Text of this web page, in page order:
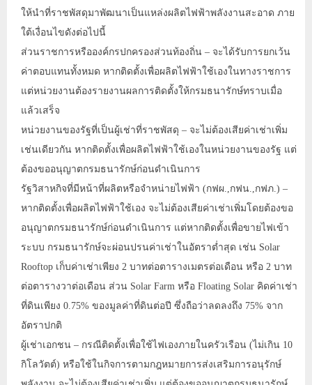
ให้นำที่ราชพัสดุมาพัฒนาเป็นแหล่งผลิตไฟฟ้าพลังงานสะอาด ภาย
ใต้เงื่อนไขดังต่อไปนี้
ส่วนราชการหรือองค์กรปกครองส่วนท้องถิ่น – จะได้รับการยกเว้น
ค่าตอบแทนทั้งหมด หากติดตั้งเพื่อผลิตไฟฟ้าใช้เองในทางราชการ
แต่หน่วยงานต้องรายงานผลการติดตั้งให้กรมธนารักษ์ทราบเมื่อ
แล้วเสร็จ
หน่วยงานของรัฐที่เป็นผู้เช่าที่ราชพัสดุ – จะไม่ต้องเสียค่าเช่าเพิ่ม
เช่นเดียวกัน หากติดตั้งเพื่อผลิตไฟฟ้าใช้เองในหน่วยงานของรัฐ แต่
ต้องขออนุญาตกรมธนารักษ์ก่อนดำเนินการ
รัฐวิสาหกิจที่มีหน้าที่ผลิตหรือจำหน่ายไฟฟ้า (กฟผ.,กฟน.,กฟภ.) –
หากติดตั้งเพื่อผลิตไฟฟ้าใช้เอง จะไม่ต้องเสียค่าเช่าเพิ่มโดยต้องขอ
อนุญาตกรมธนารักษ์ก่อนดำเนินการ แต่หากติดตั้งเพื่อขายไฟเข้า
ระบบ กรมธนารักษ์จะผ่อนปรนค่าเช่าในอัตราต่ำสุด เช่น Solar
Rooftop เก็บค่าเช่าเพียง 2 บาทต่อตารางเมตรต่อเดือน หรือ 2 บาท
ต่อตารางวาต่อเดือน ส่วน Solar Farm หรือ Floating Solar คิดค่าเช่า
ที่ดินเพียง 0.75% ของมูลค่าที่ดินต่อปี ซึ่งถือว่าลดลงถึง 75% จาก
อัตราปกติ
ผู้เช่าเอกชน – กรณีติดตั้งเพื่อใช้ไฟเองภายในครัวเรือน (ไม่เกิน 10
กิโลวัตต์) หรือใช้ในกิจการตามกฎหมายการส่งเสริมการอนุรักษ์